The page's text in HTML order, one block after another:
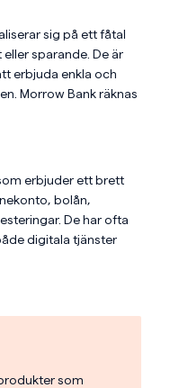
sig på ett fåtal
sparande. De är
erbjuda enkla och
Morrow Bank räknas
erbjuder ett brett
bolån,
De har ofta
digitala tjänster
som